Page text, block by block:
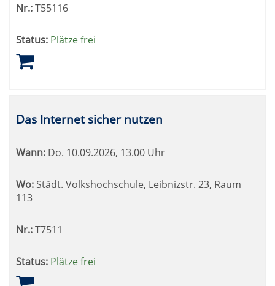
Nr.:T55116
Status: Plätze frei
Das Internet sicher nutzen
Wann: Do. 10.09.2026, 13.00 Uhr
Wo: Städt. Volkshochschule, Leibnizstr. 23, Raum
113
Nr.:T7511
Status: Plätze frei